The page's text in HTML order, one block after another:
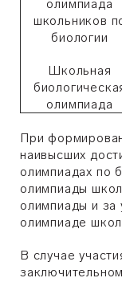
олимпиада
школьников
биологии
Школьная
олимпиада
При
наивысших
олимпиадах по
олимпиады
олимпиады и за
олимпиаде
В случае